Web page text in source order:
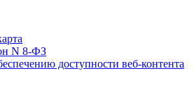
N 8-ФЗ
доступности веб-контента